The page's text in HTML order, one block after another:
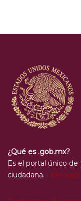
¿Qué es .gob.mx?
Es el portal único
ciudadana. Leer más